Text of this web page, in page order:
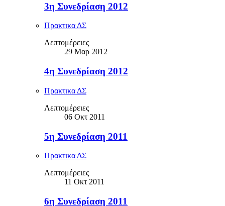
3η Συνεδρίαση 2012
Πρακτικα ΔΣ
Λεπτομέρειες
29 Μαρ 2012
4η Συνεδρίαση 2012
Πρακτικα ΔΣ
Λεπτομέρειες
06 Οκτ 2011
5η Συνεδρίαση 2011
Πρακτικα ΔΣ
Λεπτομέρειες
11 Οκτ 2011
6η Συνεδρίαση 2011